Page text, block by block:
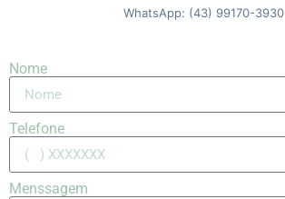
WhatsApp: (43) 99170-3930
Nome
Telefone
Menssagem